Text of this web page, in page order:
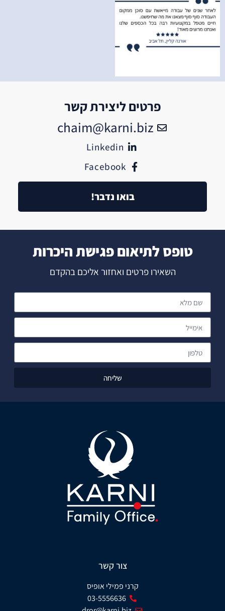
פרטים ליצירת קשר
chaim@karni.biz
Linkedin
Facebook
בואו נדבר!
טופס לתיאום פגישת היכרות
השאירו פרטים ואחזור אליכם בהקדם
שליחה
צור קשר
קרני פמילי אופיס
03-5556636